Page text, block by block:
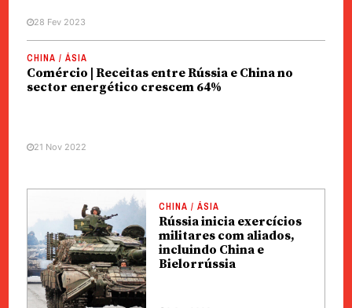
28 Fev 2023
CHINA / ÁSIA
Comércio | Receitas entre Rússia e China no
sector energético crescem 64%
21 Nov 2022
CHINA / ÁSIA
Rússia inicia exercícios
militares com aliados,
incluindo China e
Bielorrússia